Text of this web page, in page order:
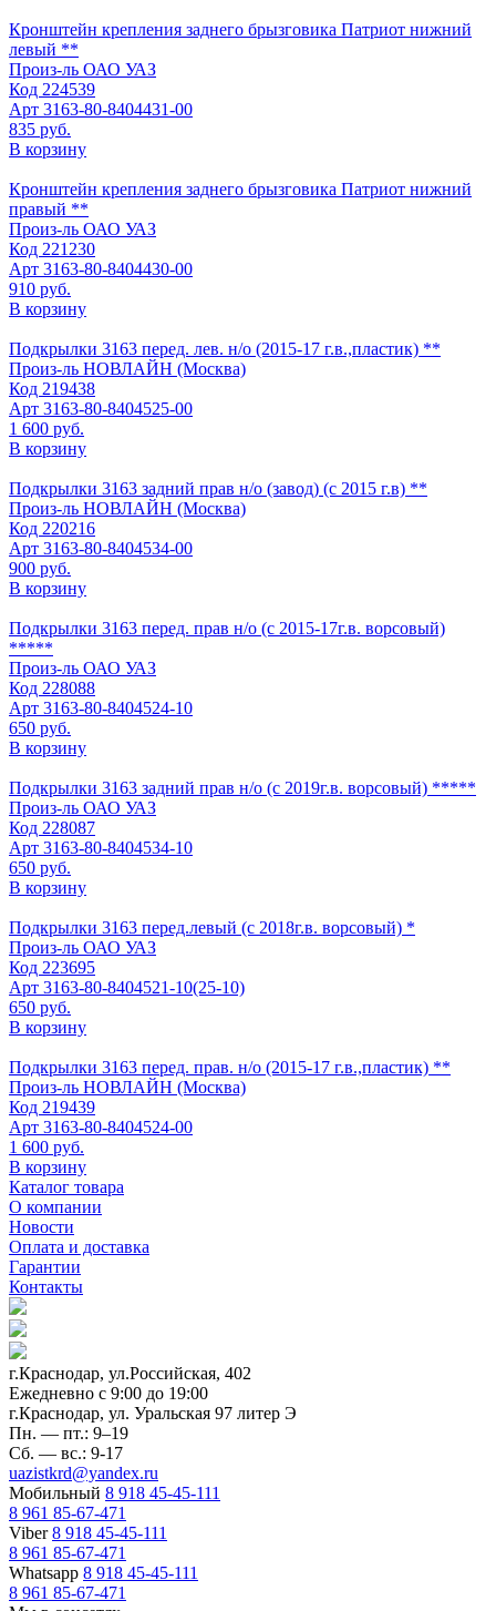
Кронштейн крепления заднего брызговика Патриот нижний
левый **
Произ-ль ОАО УАЗ
Код 224539
Арт 3163-80-8404431-00
835 руб.
В корзину
Кронштейн крепления заднего брызговика Патриот нижний
правый **
Произ-ль ОАО УАЗ
Код 221230
Арт 3163-80-8404430-00
910 руб.
В корзину
Подкрылки 3163 перед. лев. н/о (2015-17 г.в.,пластик) **
Произ-ль НОВЛАЙН (Москва)
Код 219438
Арт 3163-80-8404525-00
1 600 руб.
В корзину
Подкрылки 3163 задний прав н/о (завод) (с 2015 г.в) **
Произ-ль НОВЛАЙН (Москва)
Код 220216
Арт 3163-80-8404534-00
900 руб.
В корзину
Подкрылки 3163 перед. прав н/о (с 2015-17г.в. ворсовый)
*****
Произ-ль ОАО УАЗ
Код 228088
Арт 3163-80-8404524-10
650 руб.
В корзину
Подкрылки 3163 задний прав н/о (с 2019г.в. ворсовый) *****
Произ-ль ОАО УАЗ
Код 228087
Арт 3163-80-8404534-10
650 руб.
В корзину
Подкрылки 3163 перед.левый (с 2018г.в. ворсовый) *
Произ-ль ОАО УАЗ
Код 223695
Арт 3163-80-8404521-10(25-10)
650 руб.
В корзину
Подкрылки 3163 перед. прав. н/о (2015-17 г.в.,пластик) **
Произ-ль НОВЛАЙН (Москва)
Код 219439
Арт 3163-80-8404524-00
1 600 руб.
В корзину
Каталог товара
О компании
Новости
Оплата и доставка
Гарантии
Контакты
г.Краснодар, ул.Российская, 402
Ежедневно c 9:00 до 19:00
г.Краснодар, ул. Уральская 97 литер Э
Пн. — пт.: 9–19
Сб. — вс.: 9-17
uazistkrd@yandex.ru
Мобильный 8 918 45-45-111
8 961 85-67-471
Viber8 918 45-45-111
8 961 85-67-471
Whatsapp 8 918 45-45-111
8 961 85-67-471